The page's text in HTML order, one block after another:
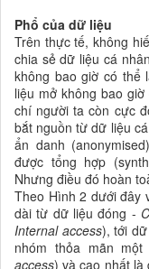
Phổ của dữ liệu
Trên thực tế, không
chia sẻ dữ liệu cá
không bao giờ có thể
liệu mở không bao
chí người ta còn cực
bắt nguồn từ dữ liệu
ẩn danh
được tổng hợp
Nhưng điều đó hoàn
Theo Hình 2 dưới đây
dài từ dữ liệu đóng -
Internal access), tới
nhóm thỏa mãn
access) và cao nhất là